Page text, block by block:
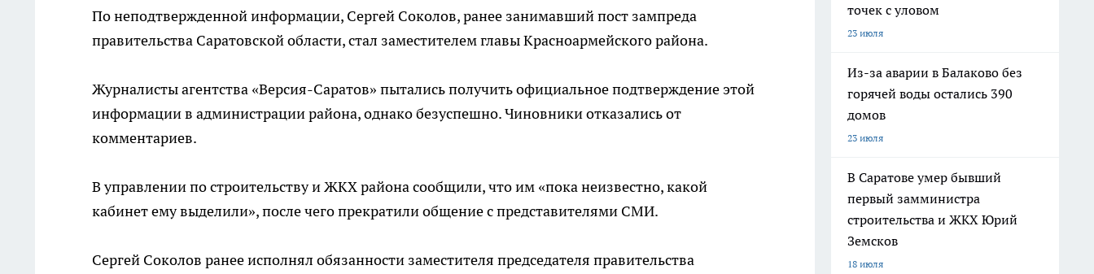
По неподтвержденной информации, Сергей Соколов, ранее занимавший пост зампреда
правительства Саратовской области, стал заместителем главы Красноармейского района.
Журналисты агентства «Версия-Саратов» пытались получить официальное подтверждение этой
информации в администрации района, однако безуспешно. Чиновники отказались от
комментариев.
В управлении по строительству и ЖКХ района сообщили, что им «пока неизвестно, какой
кабинет ему выделили», после чего прекратили общение с представителями СМИ.
Сергей Соколов ранее исполнял обязанности заместителя председателя правительства
точек с уловом
23 июля
Из-за аварии в Балаково без
горячей воды остались 390
домов
23 июля
В Саратове умер бывший
первый замминистра
строительства и ЖКХ Юрий
Земсков
18 июля